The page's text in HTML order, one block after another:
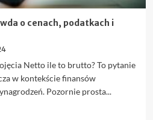
o cenach, podatkach i
Netto ile to brutto? To pytanie
w kontekście finansów
Pozornie prosta...